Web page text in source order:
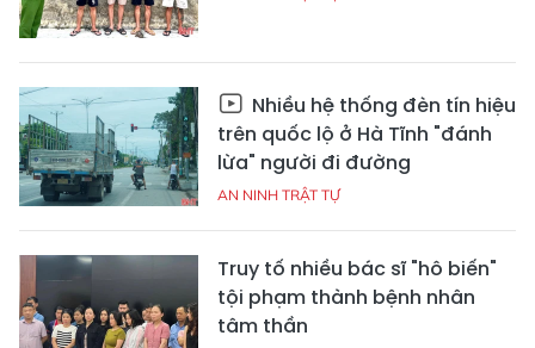
Nhiều hệ thống đèn tín hiệu
trên quốc lộ ở Hà Tĩnh "đánh
lừa" người đi đường
AN NINH TRẬT TỰ
Truy tố nhiều bác sĩ "hô biến"
tội phạm thành bệnh nhân
tâm thần